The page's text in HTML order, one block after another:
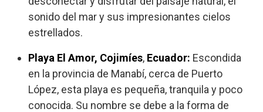
sonido del mar y sus impresionantes cielos
estrellados.
Playa El Amor, Cojimíes, Ecuador: Escondida
en la provincia de Manabí, cerca de Puerto
López, esta playa es pequeña, tranquila y poco
conocida. Su nombre se debe a la forma de